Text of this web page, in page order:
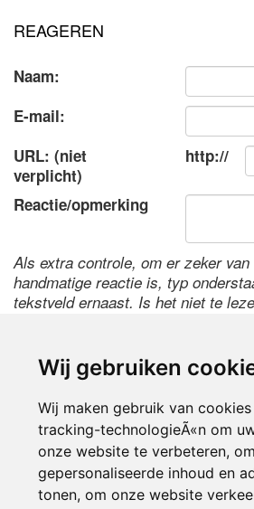
Wij gebruiken
Wij maken gebruik van
tracking-technologieÃ«n om
onze website te verbeteren, om
gepersonaliseerde inhoud en
tonen, om onze website
REAGEREN
Naam:
E-mail:
URL: (niet
verplicht)
http://
Reactie/opmerking
Als extra controle, om er zeker
handmatige reactie is, typ
tekstveld ernaast. Is het niet te